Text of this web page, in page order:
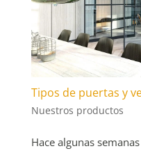
Tipos de puertas y
Nuestros productos
Hace algunas